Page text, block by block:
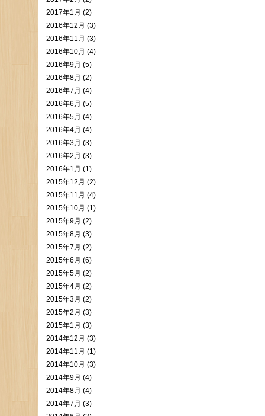
2017年1月 (2)
2016年12月 (3)
2016年11月 (3)
2016年10月 (4)
2016年9月 (5)
2016年8月 (2)
2016年7月 (4)
2016年6月 (5)
2016年5月 (4)
2016年4月 (4)
2016年3月 (3)
2016年2月 (3)
2016年1月 (1)
2015年12月 (2)
2015年11月 (4)
2015年10月 (1)
2015年9月 (2)
2015年8月 (3)
2015年7月 (2)
2015年6月 (6)
2015年5月 (2)
2015年4月 (2)
2015年3月 (2)
2015年2月 (3)
2015年1月 (3)
2014年12月 (3)
2014年11月 (1)
2014年10月 (3)
2014年9月 (4)
2014年8月 (4)
2014年7月 (3)